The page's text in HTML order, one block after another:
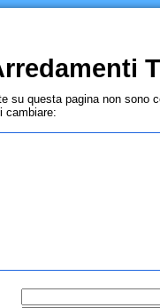
su questa pagina non sono
cambiare: